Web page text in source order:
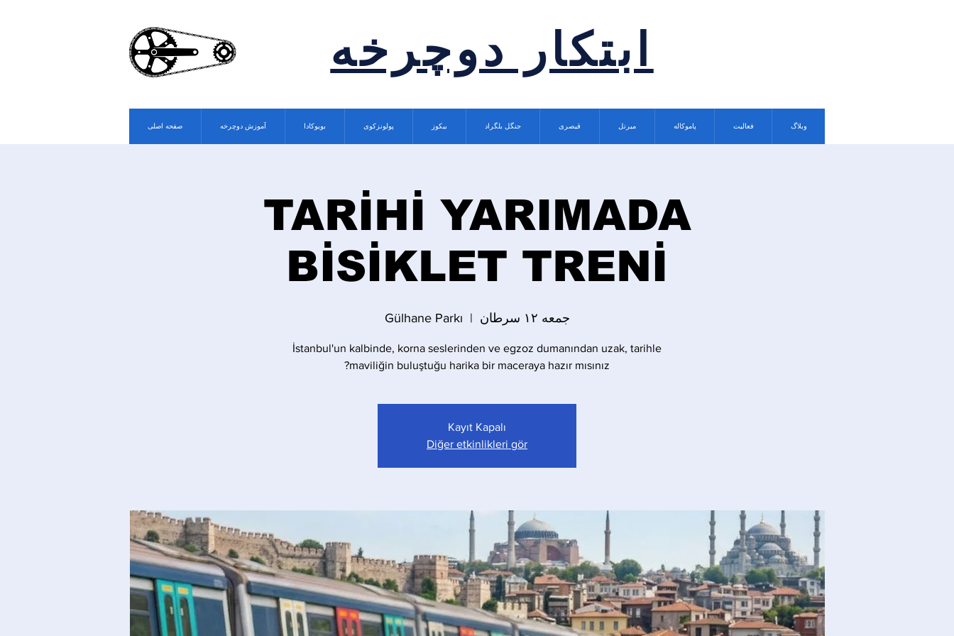
ابتکار دوچرخه
صفحه اصلی آموزش دوچرخه بویوکادا پولونزکوی بیکوز جنگل بلگراد قیصری میرتل پاموکاله فعالیت وبلاگ
TARİHİ YARIMADA
BİSİKLET TRENİ
جمعه ۱۲ سرطان
  |
Gülhane Parkı
İstanbul'un kalbinde, korna seslerinden ve egzoz dumanından uzak, tarihle
maviliğin buluştuğu harika bir maceraya hazır mısınız?
Kayıt Kapalı
Diğer etkinlikleri gör